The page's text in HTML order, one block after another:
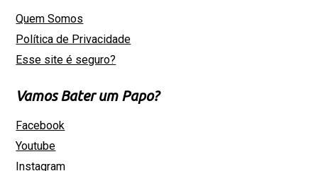
Quem Somos
Política de Privacidade
Esse site é seguro?
Vamos Bater um Papo?
Facebook
Youtube
Instagram